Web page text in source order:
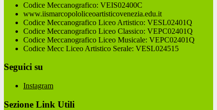
Codice Meccanografico: VEIS02400C
www.iismarcopololiceoartisticovenezia.edu.it
Codice Meccanografico Liceo Artistico: VESL02401Q
Codice Meccanografico Liceo Classico: VEPC02401Q
Codice Meccanografico Liceo Musicale: VEPC02401Q
Codice Mecc Liceo Artistico Serale: VESL024515
Seguici su
Instagram
Sezione Link Utili